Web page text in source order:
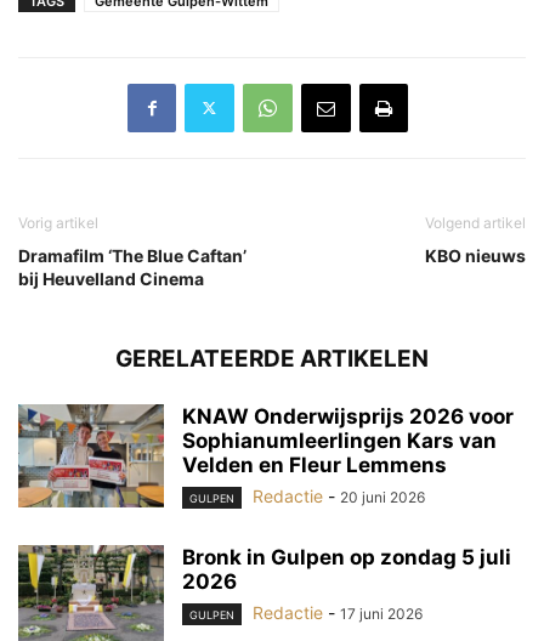
Vorig artikel
Dramafilm ‘The Blue Caftan’
bij Heuvelland Cinema
Volgend artikel
KBO nieuws
GERELATEERDE ARTIKELEN
KNAW Onderwijsprijs 2026 voor
Sophianumleerlingen Kars van
Velden en Fleur Lemmens
GULPEN Redactie - 20 juni 2026
Bronk in Gulpen op zondag 5 juli
2026
GULPEN Redactie - 17 juni 2026